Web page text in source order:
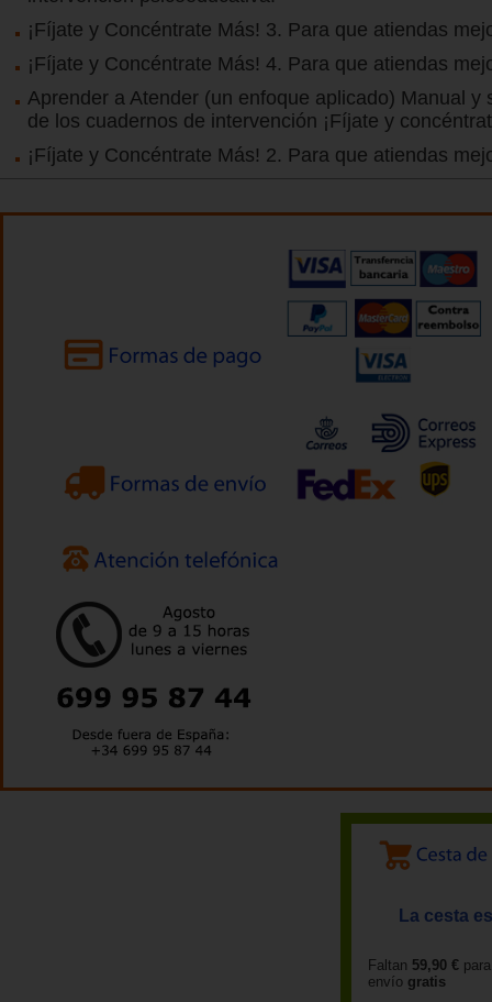
¡Fíjate y Concéntrate Más! 3. Para que atiendas
¡Fíjate y Concéntrate Más! 4. Para que atiendas
Aprender a Atender (un enfoque aplicado) Manual y
de los cuadernos de intervención ¡Fíjate y
¡Fíjate y Concéntrate Más! 2. Para que atiendas
La cesta
Faltan 59,90 €
envío gratis